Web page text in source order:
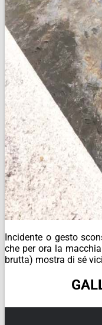
Incidente o gesto
che per ora la
brutta) mostra di sé